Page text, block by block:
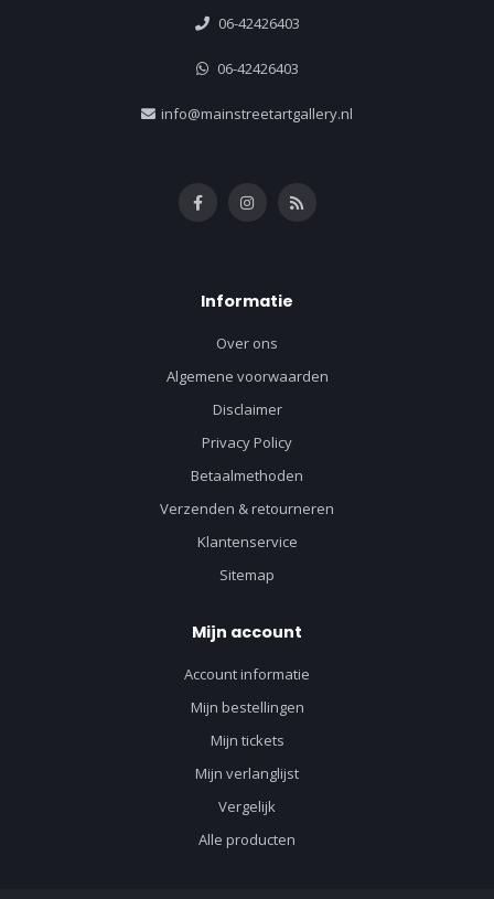
06-42426403
06-42426403
info@mainstreetartgallery.nl
Informatie
Over ons
Algemene voorwaarden
Disclaimer
Privacy Policy
Betaalmethoden
Verzenden & retourneren
Klantenservice
Sitemap
Mijn account
Account informatie
Mijn bestellingen
Mijn tickets
Mijn verlanglijst
Vergelijk
Alle producten